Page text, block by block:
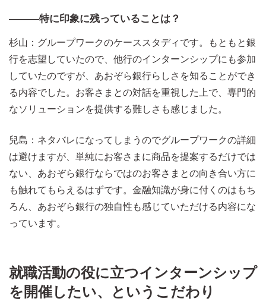
―――特に印象に残っていることは？
杉山：グループワークのケーススタディです。もともと銀
行を志望していたので、他行のインターンシップにも参加
していたのですが、あおぞら銀行らしさを知ることができ
る内容でした。お客さまとの対話を重視した上で、専門的
なソリューションを提供する難しさも感じました。
兒島：ネタバレになってしまうのでグループワークの詳細
は避けますが、単純にお客さまに商品を提案するだけでは
ない、あおぞら銀行ならではのお客さまとの向き合い方に
も触れてもらえるはずです。金融知識が身に付くのはもち
ろん、あおぞら銀行の独自性も感じていただける内容にな
っています。
就職活動の役に立つインターンシップ
を開催したい、というこだわり